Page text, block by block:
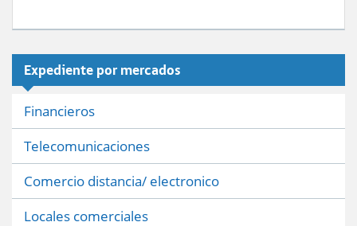
Expediente por mercados
Financieros
Telecomunicaciones
Comercio distancia/ electronico
Locales comerciales